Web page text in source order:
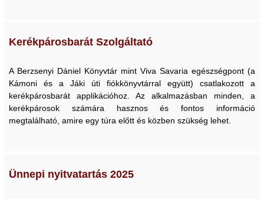
Kerékpárosbarát Szolgáltató
A Berzsenyi Dániel Könyvtár mint Viva Savaria egészségpont (a
Kámoni és a Jáki úti fiókkönyvtárral együtt) csatlakozott a
kerékpárosbarát applikációhoz. Az alkalmazásban minden, a
kerékpárosok számára hasznos és fontos információ
megtalálható, amire egy túra előtt és közben szükség lehet.
Ünnepi nyitvatartás 2025